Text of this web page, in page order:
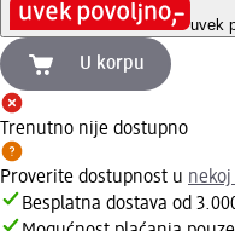
uvek
U korpu
Trenutno nije dostupno
Proverite dostupnost u
Besplatna dostava od